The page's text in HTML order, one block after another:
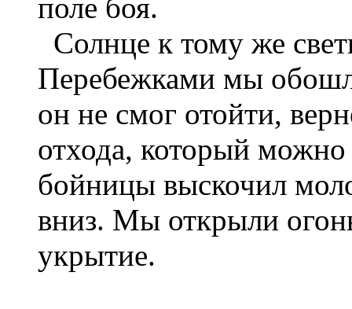
поле боя.
Солнце к тому же
Перебежками мы
он не смог отойти,
отхода, который можно
бойницы выскочил
вниз. Мы открыли
укрытие.